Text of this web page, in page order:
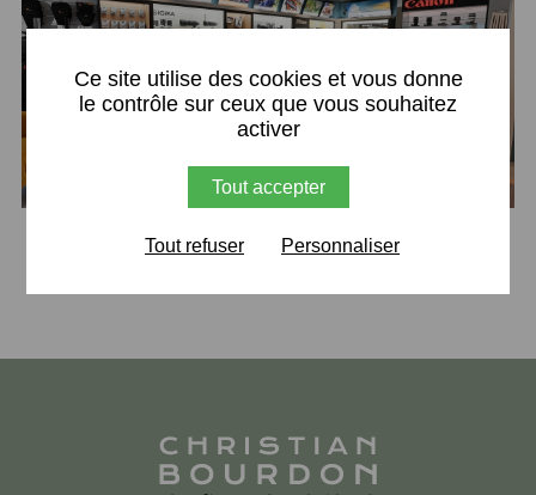
Retour
Ce site utilise des cookies et vous donne
le contrôle sur ceux que vous souhaitez
activer
Tout accepter
Tout refuser Personnaliser